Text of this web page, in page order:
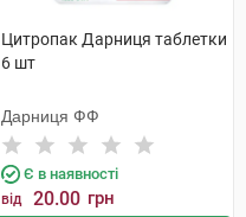
Цитропак Дарниця таблетки
6 шт
Дарниця ФФ
Є в наявності
від 20.00 грн